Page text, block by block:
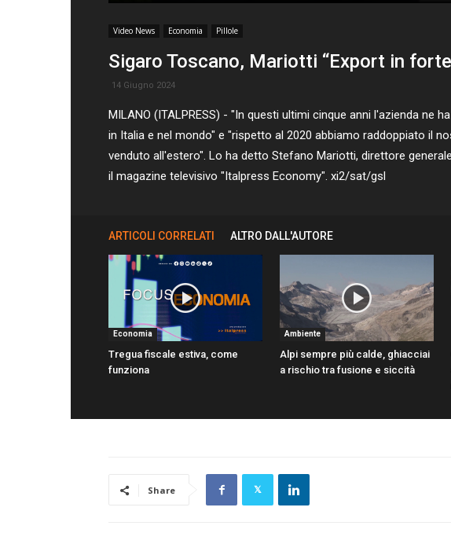
Video News Economia Pillole
Sigaro Toscano, Mariotti “Export in
14 Giugno 2024
MILANO (ITALPRESS) - "In questi ultimi cinque anni l'azienda
in Italia e nel mondo" e "rispetto al 2020 abbiamo raddoppiato il
venduto all'estero". Lo ha detto Stefano Mariotti, direttore
il magazine televisivo "Italpress Economy". xi2/sat/gsl
ARTICOLI CORRELATI ALTRO DALL'AUTORE
Economia
Tregua fiscale estiva, come
funziona
Ambiente
Alpi sempre più calde, ghiacciai
a rischio tra fusione e siccità
Share